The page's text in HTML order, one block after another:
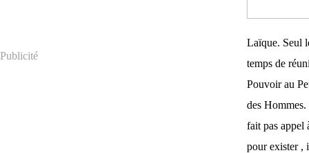
Publicité
Laïque. Seul
temps de
Pouvoir au
des
fait pas appel
pour exister ,